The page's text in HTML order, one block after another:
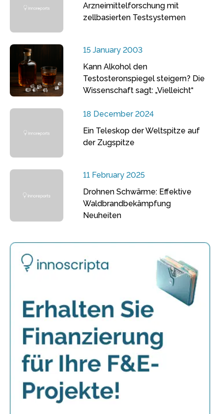
Arzneimittelforschung mit
zellbasierten Testsystemen
15 January 2003
Kann Alkohol den
Testosteronspiegel steigern? Die
Wissenschaft sagt: „Vielleicht“
18 December 2024
Ein Teleskop der Weltspitze auf
der Zugspitze
11 February 2025
Drohnen Schwärme: Effektive
Waldbrandbekämpfung
Neuheiten